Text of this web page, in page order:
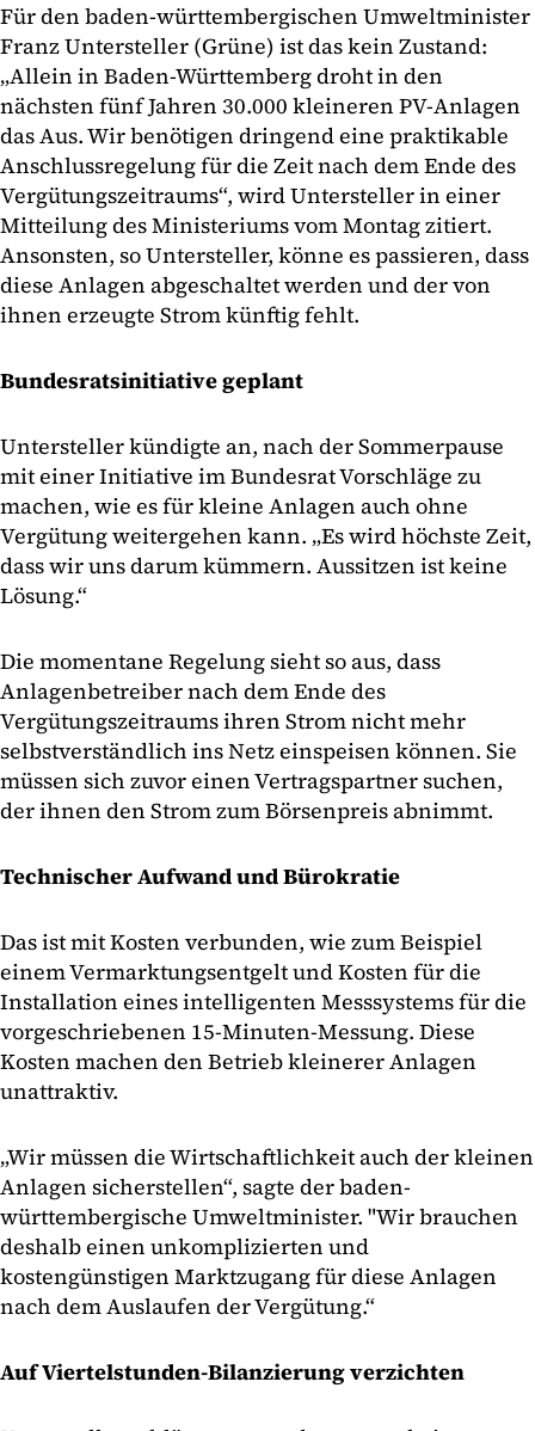
Für den baden-württembergischen Umweltminister
Franz Untersteller (Grüne) ist das kein Zustand:
„Allein in Baden-Württemberg droht in den
nächsten fünf Jahren 30.000 kleineren PV-Anlagen
das Aus. Wir benötigen dringend eine praktikable
Anschlussregelung für die Zeit nach dem Ende des
Vergütungszeitraums“, wird Untersteller in einer
Mitteilung des Ministeriums vom Montag zitiert.
Ansonsten, so Untersteller, könne es passieren, dass
diese Anlagen abgeschaltet werden und der von
ihnen erzeugte Strom künftig fehlt.
Bundesratsinitiative geplant
Untersteller kündigte an, nach der Sommerpause
mit einer Initiative im Bundesrat Vorschläge zu
machen, wie es für kleine Anlagen auch ohne
Vergütung weitergehen kann. „Es wird höchste Zeit,
dass wir uns darum kümmern. Aussitzen ist keine
Lösung.“
Die momentane Regelung sieht so aus, dass
Anlagenbetreiber nach dem Ende des
Vergütungszeitraums ihren Strom nicht mehr
selbstverständlich ins Netz einspeisen können. Sie
müssen sich zuvor einen Vertragspartner suchen,
der ihnen den Strom zum Börsenpreis abnimmt.
Technischer Aufwand und Bürokratie
Das ist mit Kosten verbunden, wie zum Beispiel
einem Vermarktungsentgelt und Kosten für die
Installation eines intelligenten Messsystems für die
vorgeschriebenen 15-Minuten-Messung. Diese
Kosten machen den Betrieb kleinerer Anlagen
unattraktiv.
„Wir müssen die Wirtschaftlichkeit auch der kleinen
Anlagen sicherstellen“, sagte der baden-
württembergische Umweltminister. "Wir brauchen
deshalb einen unkomplizierten und
kostengünstigen Marktzugang für diese Anlagen
nach dem Auslaufen der Vergütung.“
Auf Viertelstunden-Bilanzierung verzichten